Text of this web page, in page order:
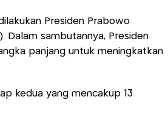
Presiden Prabowo
Dalam sambutannya, Presiden
panjang untuk meningkatkan
kedua yang mencakup 13